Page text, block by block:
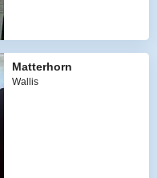
Matterhorn
Wallis